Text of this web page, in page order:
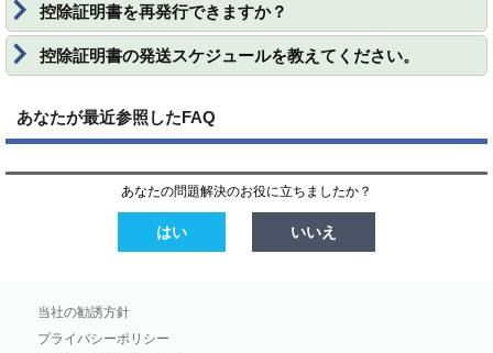
控除証明書を再発行できますか？
控除証明書の発送スケジュールを教えてください。
あなたが最近参照したFAQ
あなたの問題解決のお役に立ちましたか？
はい いいえ
当社の勧誘方針
プライバシーポリシー